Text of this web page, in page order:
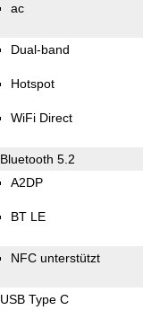
ac
Dual-band
Hotspot
WiFi Direct
Bluetooth 5.2
A2DP
BT LE
NFC unterstützt
USB Type C